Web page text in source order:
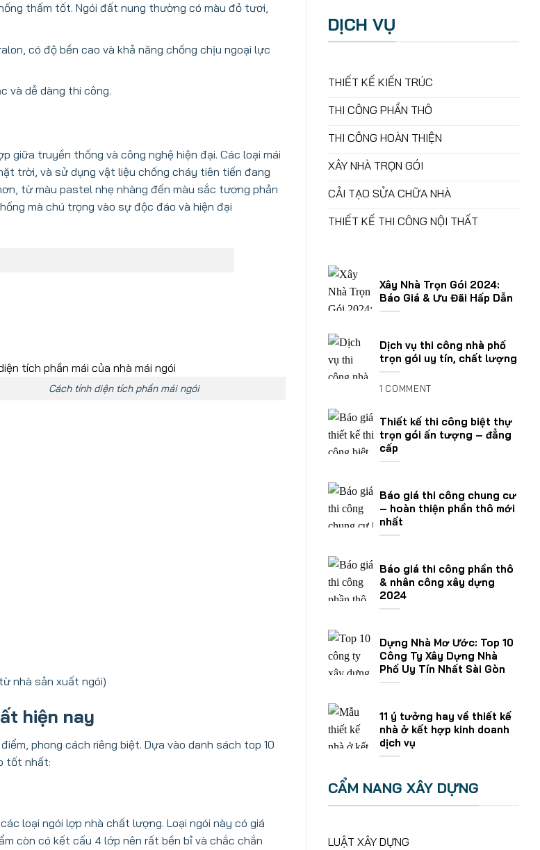
thấm tốt. Ngói đất nung thường có màu đỏ tươi,
có độ bền cao và khả năng chống chịu ngoại lực
và dễ dàng thi công.
giữa truyền thống và công nghệ hiện đại. Các loại mái
trời, và sử dụng vật liệu chống cháy tiên tiến đang
từ màu pastel nhẹ nhàng đến màu sắc tương phản
mà chú trọng vào sự độc đáo và hiện đại
Cách tính diện tích phần mái ngói
nhà sản xuất ngói)
hiện nay
phong cách riêng biệt. Dựa vào danh sách top 10
tốt nhất:
loại ngói lợp nhà chất lượng. Loại ngói này có giá
còn có kết cấu 4 lớp nên rất bền bỉ và chắc chắn
DỊCH VỤ
THIẾT KẾ KIẾN TRÚC
THI CÔNG PHẦN THÔ
THI CÔNG HOÀN THIỆN
XÂY NHÀ TRỌN GÓI
CẢI TẠO SỬA CHỮA NHÀ
THIẾT KẾ THI CÔNG NỘI THẤT
Xây Nhà Trọn Gói 2024:
Báo Giá & Ưu Đãi Hấp Dẫn
Dịch vụ thi công nhà phố
trọn gói uy tín, chất lượng
1 COMMENT
Thiết kế thi công biệt thự
trọn gói ấn tượng – đẳng
cấp
Báo giá thi công chung cư
– hoàn thiện phần thô mới
nhất
Báo giá thi công phần thô
& nhân công xây dựng
2024
Dựng Nhà Mơ Ước: Top 10
Công Ty Xây Dựng Nhà
Phố Uy Tín Nhất Sài Gòn
11 ý tưởng hay về thiết kế
nhà ở kết hợp kinh doanh
dịch vụ
CẨM NANG XÂY DỰNG
LUẬT XÂY DỰNG